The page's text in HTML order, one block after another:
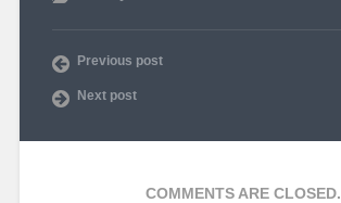
Previous post
Next post
COMMENTS ARE CLOSED.